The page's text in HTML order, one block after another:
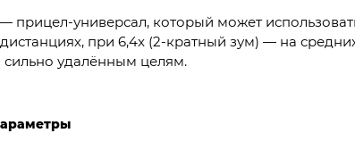
прицел-универсал, который может
при 6,4x (2-кратный зум) — на
сильно удалённым целям.